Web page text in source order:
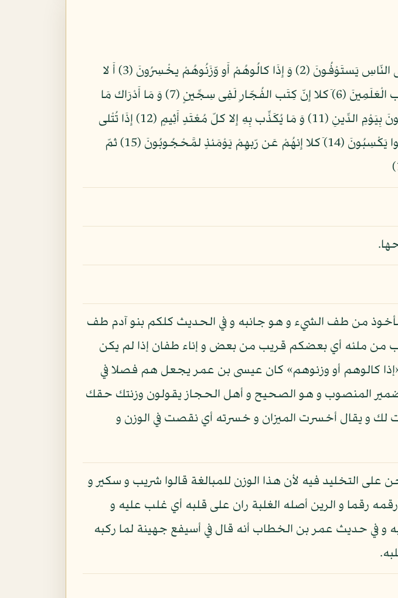
بِسمِ اللّهِ الرّحْمَنِ الرّحِيمِ وَيْلٌ لِّلْمُطفِّفِينَ (1) الّذِينَ إِذَا اكْتَالُوا عَلى النّاسِ يَستَوْفُونَ (2) وَ إِذَا كالُوهُمْ أَو وّزَنُوهُمْ يخْسِرُونَ (3) أَ لا
يَظنّ أُولَئك أَنهُم مّبْعُوثُونَ (4) لِيَوْمٍ عَظِيمٍ (5) يَوْمَ يَقُومُ النّاس لِرَب الْعَلَمِينَ (6) َكلا إِنّ كِتَب الفُجّارِ لَفِى سِجِّينٍ (7) وَ مَا أَدْرَاك مَا
سجِّينٌ (8) كِتَبٌ مّرْقُومٌ (9) وَيْلٌ يَوْمَئذٍ لِّلْمُكَذِّبِينَ (10) الّذِينَ يُكَذِّبُونَ بِيَوْمِ الدِّينِ (11) وَ مَا يُكَذِّب بِهِ إِلا كلّ مُعْتَدٍ أَثِيمٍ (12) إِذَا تُتْلى
عَلَيْهِ ءَايَتُنَا قَالَ أَسطِيرُ الأَوّلِينَ (13) َكلا بَلْ رَانَ عَلى قُلُوبهِم مّا كانُوا يَكْسِبُونَ (14) َكلا إِنهُمْ عَن رّبهِمْ يَوْمَئذٍ لمَّحْجُوبُونَ (15) ثمّ
مأخوذ من طف الشيء و هو جانبه و في الحديث كلكم بنو آدم طف
من ملئه أي بعضكم قريب من بعض و إناء طفان إذا لم يكن
و «إذا كالوهم أو وزنوهم» كان عيسى بن عمر يجعل هم فصلا في
ضمير المنصوب و هو الصحيح و أهل الحجاز يقولون وزنتك حقك
لك و يقال أخسرت الميزان و خسرته أي نقصت في الوزن و
التخليد فيه لأن هذا الوزن للمبالغة قالوا شريب و سكير و
رقما و الرين أصله الغلبة ران على قلبه أي غلب عليه و
في حديث عمر بن الخطاب أنه قال في أسيفع جهينة لما ركبه